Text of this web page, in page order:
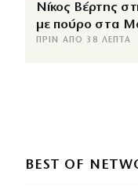
Νίκος Βέρτης
με πούρο στα
ΠΡΙΝ ΑΠΌ 38 ΛΕΠΤΆ
BEST OF